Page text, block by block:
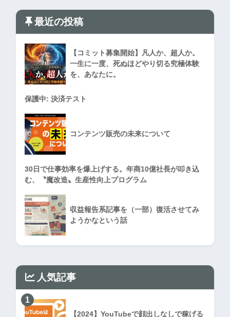
最近の投稿
【コミット募集開始】凡人か、超人か。
一生に一度、死ぬほどやり切る究極体験
を、あなたに。
保護中: 決済テスト
コンテンツ販売の未来について
30日で仕事効率を爆上げする。年商10億社長が叩き込
む、〝魔改造〟生産性向上プログラム
収益報告系記事を（一部）復活させてみ
ようかなという話
人気記事
1
【2024】YouTubeで顔出しなしで稼げる